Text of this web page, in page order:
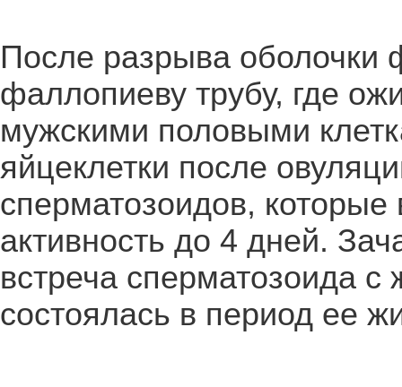
После разрыва оболочки
фаллопиеву трубу, где
мужскими половыми
яйцеклетки после
сперматозоидов, которые
активность до 4 дней.
встреча сперматозоида с
состоялась в период ее